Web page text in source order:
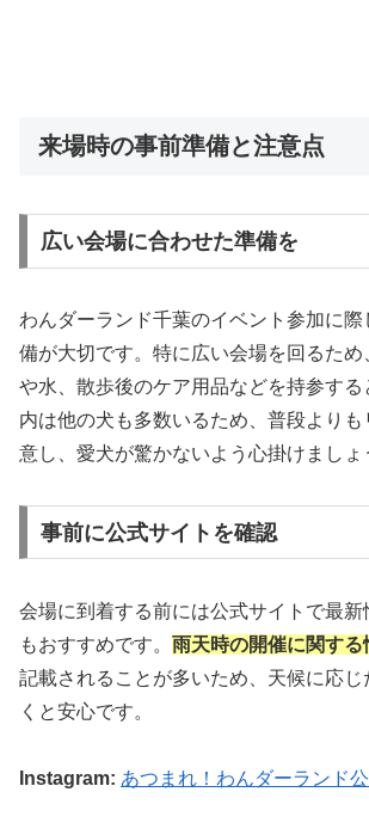
来場時の事前準備と注意点
広い会場に合わせた準備を
わんダーランド千葉のイベント参加に
備が大切です。特に広い会場を回るため
や水、散歩後のケア用品などを持参す
内は他の犬も多数いるため、普段より
意し、愛犬が驚かないよう心掛けましょ
事前に公式サイトを確認
会場に到着する前には公式サイトで最
もおすすめです。 雨天時の開催に関す
記載されることが多いため、天候に応じ
くと安心です。
Instagram: あつまれ！わんダーランド